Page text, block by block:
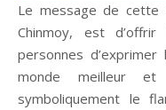
Le message de cette
Chinmoy, est
personnes
monde meilleur et
symboliquement le